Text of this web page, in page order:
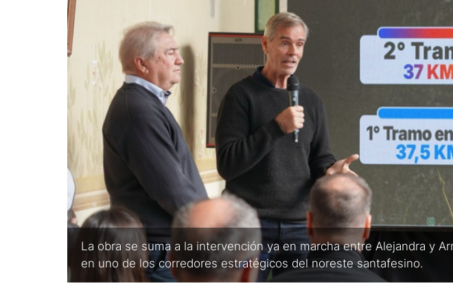
La obra se suma a la intervención ya en marcha entre Alejandra y
en uno de los corredores estratégicos del noreste santafesino.